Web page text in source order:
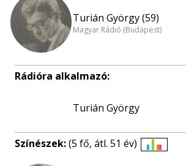
Turián György (59)
Magyar Rádió (Budapest)
Rádióra alkalmazó:
Turián György
Színészek:(5 fő, átl. 51 év)